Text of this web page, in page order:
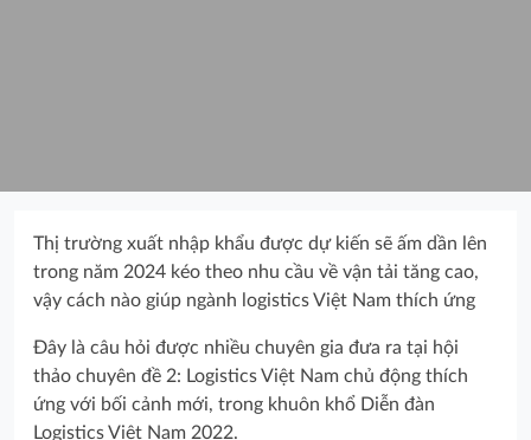
Thị trường xuất nhập khẩu được dự kiến sẽ ấm dần lên
trong năm 2024 kéo theo nhu cầu về vận tải tăng cao,
vậy cách nào giúp ngành logistics Việt Nam thích ứng
Đây là câu hỏi được nhiều chuyên gia đưa ra tại hội
thảo chuyên đề 2: Logistics Việt Nam chủ động thích
ứng với bối cảnh mới, trong khuôn khổ Diễn đàn
Logistics Việt Nam 2022.